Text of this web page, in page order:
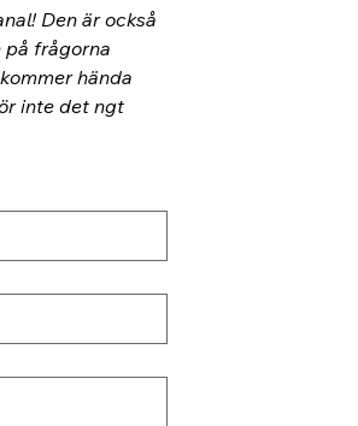
Den är också
på frågorna
hända
inte det ngt